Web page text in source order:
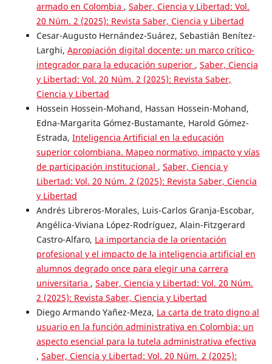
armado en Colombia , Saber, Ciencia y Libertad: Vol.
20 Núm. 2 (2025): Revista Saber, Ciencia y Libertad
Cesar-Augusto Hernández-Suárez, Sebastián Benítez-
Larghi, Apropiación digital docente: un marco crítico-
integrador para la educación superior , Saber, Ciencia
y Libertad: Vol. 20 Núm. 2 (2025): Revista Saber,
Ciencia y Libertad
Hossein Hossein-Mohand, Hassan Hossein-Mohand,
Edna-Margarita Gómez-Bustamante, Harold Gómez-
Estrada, Inteligencia Artificial en la educación
superior colombiana. Mapeo normativo, impacto y vías
de participación institucional , Saber, Ciencia y
Libertad: Vol. 20 Núm. 2 (2025): Revista Saber, Ciencia
y Libertad
Andrés Libreros-Morales, Luis-Carlos Granja-Escobar,
Angélica-Viviana López-Rodríguez, Alain-Fitzgerard
Castro-Alfaro, La importancia de la orientación
profesional y el impacto de la inteligencia artificial en
alumnos degrado once para elegir una carrera
universitaria , Saber, Ciencia y Libertad: Vol. 20 Núm.
2 (2025): Revista Saber, Ciencia y Libertad
Diego Armando Yañez-Meza, La carta de trato digno al
usuario en la función administrativa en Colombia: un
aspecto esencial para la tutela administrativa efectiva
, Saber, Ciencia y Libertad: Vol. 20 Núm. 2 (2025):